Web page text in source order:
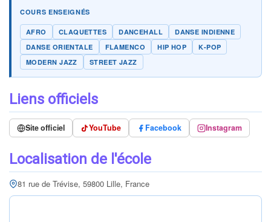
COURS ENSEIGNÉS
AFRO CLAQUETTES DANCEHALL
DANSE INDIENNE
DANSE ORIENTALE
FLAMENCO HIP HOP
K-POP
MODERN JAZZ
STREET JAZZ
Liens officiels
Site officiel YouTube Facebook Instagram
Localisation de l'école
81 rue de Trévise, 59800 Lille, France